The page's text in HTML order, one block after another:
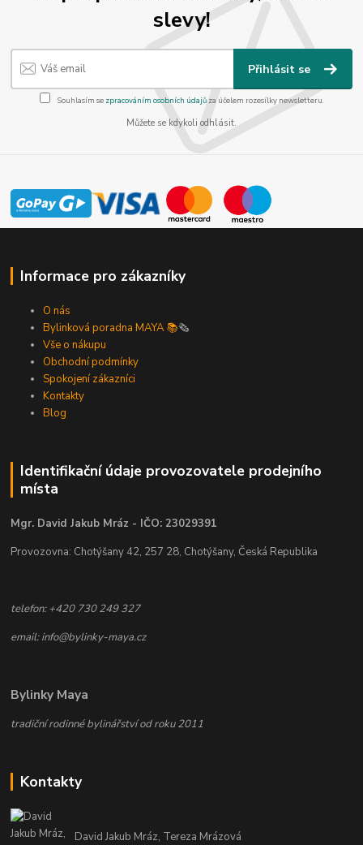
slevy!
Přihlásit se
Souhlasím se zpracováním osobních údajůza účelem rozesílky newsletteru.
Můžete se kdykoli odhlásit.
Informace pro zákazníky
O nás
Bylinková poradna MAYA 📚🗞️
Vše o nákupu
Obchodní podmínky
Spokojení zákazníci
Kontakty
Blog
Identifikační údaje provozovatele prodejního
místa
Mgr. David Jakub Mráz - IČO: 23029391
Provozovna: Chotýšany 42, 257 28, Chotýšany, Česká Republika
telefon: +420 730 249 327
email: info@bylinky-maya.cz
Bylinky Maya
tradiční rodinné bylinářství od roku 2011
Kontakty
David Jakub Mráz, Tereza Mrázová